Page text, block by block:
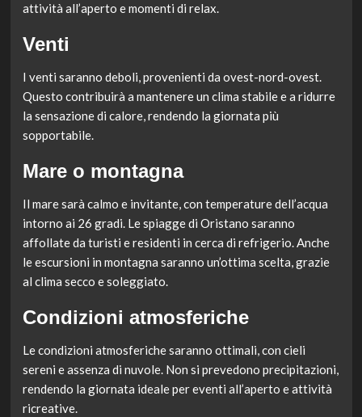
attività all’aperto e momenti di relax.
Venti
I venti saranno deboli, provenienti da ovest-nord-ovest.
Questo contribuirà a mantenere un clima stabile e a ridurre
la sensazione di calore, rendendo la giornata più
sopportabile.
Mare o montagna
Il mare sarà calmo e invitante, con temperature dell’acqua
intorno ai 26 gradi. Le spiagge di Oristano saranno
affollate da turisti e residenti in cerca di refrigerio. Anche
le escursioni in montagna saranno un’ottima scelta, grazie
al clima secco e soleggiato.
Condizioni atmosferiche
Le condizioni atmosferiche saranno ottimali, con cieli
sereni e assenza di nuvole. Non si prevedono precipitazioni,
rendendo la giornata ideale per eventi all’aperto e attività
ricreative.